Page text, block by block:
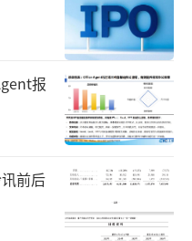
，飞鹤持续加速产
此后近10年国内唯一
产线，2022年建成
生产线，2026年落
线。至此，已经实
自产能力。
报
前后